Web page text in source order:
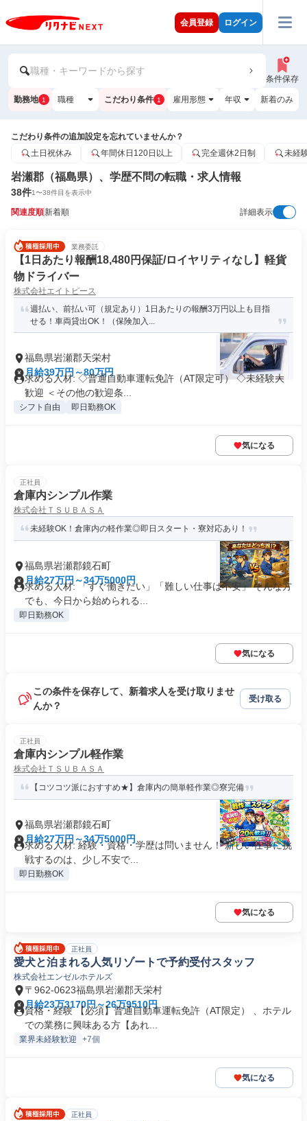
会員登録 ログイン
職種・キーワードから探す
条件保存
勤務地 1 職種 こだわり条件 1 雇用形態 年収 新着のみ
こだわり条件の追加設定を忘れていませんか？
土日祝休み
年間休日120日以上 完全週休2日制 未経
岩瀬郡（福島県）、学歴不問の転職・求人情報
38件1〜38件目を表示中
関連度順新着順 詳細表示
業務委託
【1日あたり報酬18,480円保証/ロイヤリティなし】軽貨
物ドライバー
株式会社エイトピース
週払い、前払い可（規定あり）1日あたりの報酬3万円以上も目指
せる！車両貸出OK！（保険加入...
福島県岩瀬郡天栄村
月給39万円～80万円
求める人材: ◇普通自動車運転免許（AT限定可） ◇未経験大
歓迎 ＜その他の歓迎条...
シフト自由 即日勤務OK
気になる
正社員
倉庫内シンプル作業
株式会社ＴＳＵＢＡＳＡ
未経験OK！倉庫内の軽作業◎即日スタート・寮対応あり！
福島県岩瀬郡鏡石町
月給27万円～34万5000円
求める人材: 「すぐ働きたい」「難しい仕事は不安」 そんな方
でも、今日から始められる...
即日勤務OK
気になる
この条件を保存して、新着求人を受け取りませ
んか？
受け取る
正社員
倉庫内シンプル軽作業
株式会社ＴＳＵＢＡＳＡ
【コツコツ派におすすめ★】倉庫内の簡単軽作業◎寮完備
福島県岩瀬郡鏡石町
月給27万円～34万5000円
求める人材: 経験・資格・学歴は問いません！ 新しい仕事に挑
戦するのは、少し不安で...
即日勤務OK
気になる
正社員
愛犬と泊まれる人気リゾートで予約受付スタッフ
株式会社エンゼルホテルズ
〒962-0623福島県岩瀬郡天栄村
月給23万3170円～26万9510円
資格・経験 【必須】普通自動車運転免許（AT限定） 、ホテル
での業務に興味ある方【あれ...
業界未経験歓迎 +7個
気になる
正社員